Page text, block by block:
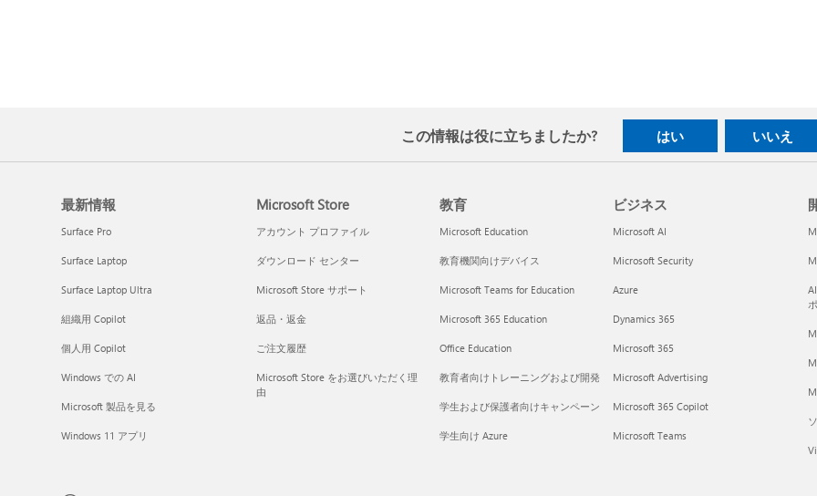
この情報は役に立ちましたか? はい いいえ
最新情報
Surface Pro
Surface Laptop
Surface Laptop Ultra
組織用 Copilot
個人用 Copilot
Windows での AI
Microsoft 製品を見る
Windows 11 アプリ
Microsoft Store
アカウント プロファイル
ダウンロード センター
Microsoft Store サポート
返品・返金
ご注文履歴
Microsoft Store をお選びいただく理
由
教育
Microsoft Education
教育機関向けデバイス
Microsoft Teams for Education
Microsoft 365 Education
Office Education
教育者向けトレーニングおよび開発
学生および保護者向けキャンペーン
学生向け Azure
ビジネス
Microsoft AI
Microsoft Security
Azure
Dynamics 365
Microsoft 365
Microsoft Advertising
Microsoft 365 Copilot
Microsoft Teams